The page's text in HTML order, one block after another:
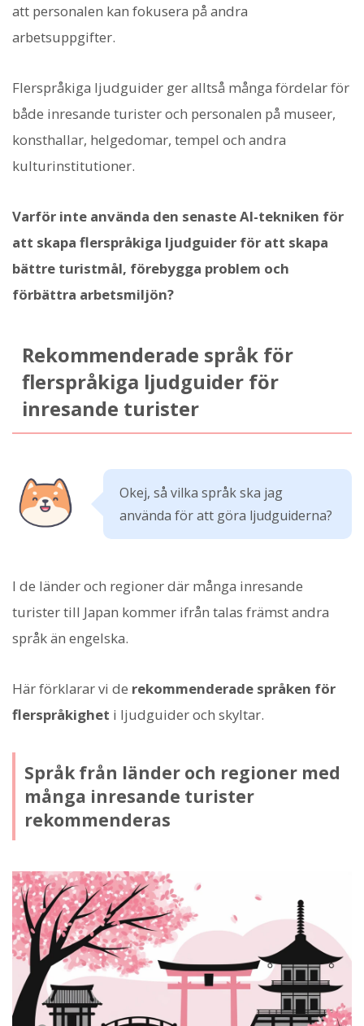
att personalen kan fokusera på andra
arbetsuppgifter.
Flerspråkiga ljudguider ger alltså många fördelar för
både inresande turister och personalen på museer,
konsthallar, helgedomar, tempel och andra
kulturinstitutioner.
Varför inte använda den senaste AI-tekniken för
att skapa flerspråkiga ljudguider för att skapa
bättre turistmål, förebygga problem och
förbättra arbetsmiljön?
Rekommenderade språk för
flerspråkiga ljudguider för
inresande turister
Okej, så vilka språk ska jag
använda för att göra ljudguiderna?
I de länder och regioner där många inresande
turister till Japan kommer ifrån talas främst andra
språk än engelska.
Här förklarar vi de rekommenderade språken för
flerspråkighet i ljudguider och skyltar.
Språk från länder och regioner med
många inresande turister
rekommenderas